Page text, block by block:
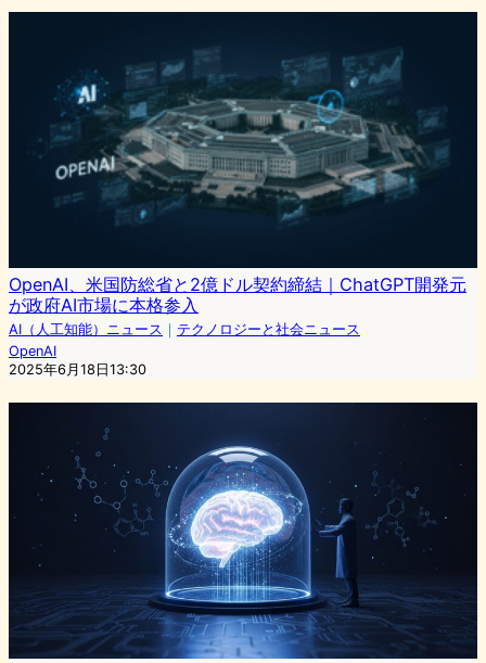
OpenAI、米国防総省と2億ドル契約締結｜ChatGPT開発元
が政府AI市場に本格参入
AI（人工知能）ニュース ｜ テクノロジーと社会ニュース
OpenAI
2025年6月18日13:30